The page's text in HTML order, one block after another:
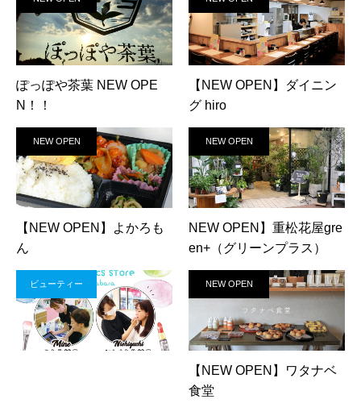
ぽっぽや茶葉 NEW OPE
N！！
【NEW OPEN】ダイニン
グ hiro
NEW OPEN
【NEW OPEN】よかろも
ん
NEW OPEN
NEW OPEN】重松花屋gre
en+（グリーンプラス）
ビューティー NEW OPEN
【NEW OPEN】ワタナベ
食堂